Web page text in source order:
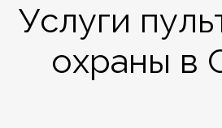
Услуги
охраны в